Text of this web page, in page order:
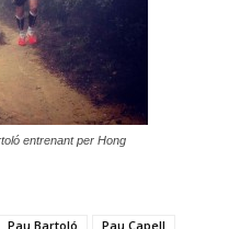
entrenant per Hong
Pau Bartoló Pau Capell